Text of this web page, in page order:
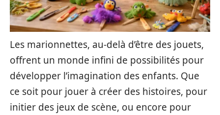
Les marionnettes, au-delà d’être des jouets,
offrent un monde infini de possibilités pour
développer l’imagination des enfants. Que
ce soit pour jouer à créer des histoires, pour
initier des jeux de scène, ou encore pour